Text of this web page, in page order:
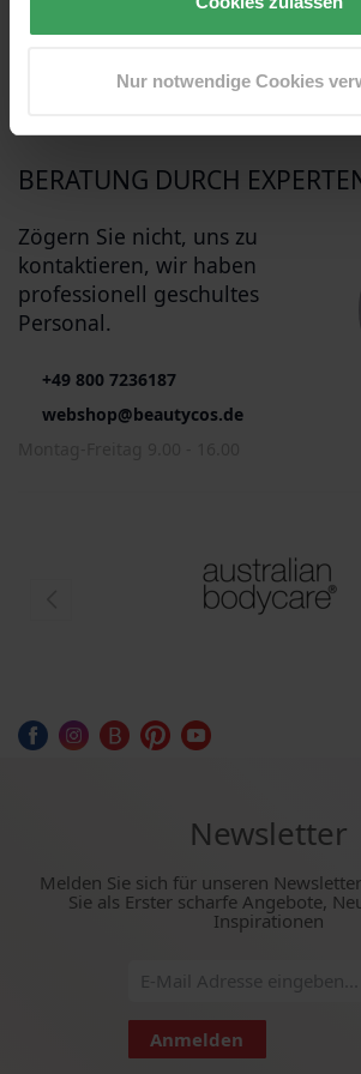
Nur notwendige Cookies
BEWERTUNGEN
LIEFERUNG UND RÜCKGABE
BERATUNG DURCH
Zögern Sie nicht, uns zu
kontaktieren, wir haben
professionell geschultes
Personal.
+49 800 7236187
webshop@beautycos.de
Newsletter
Melden Sie sich für unseren
Sie als Erster scharfe Angebote,
Inspirationen
Anmelden